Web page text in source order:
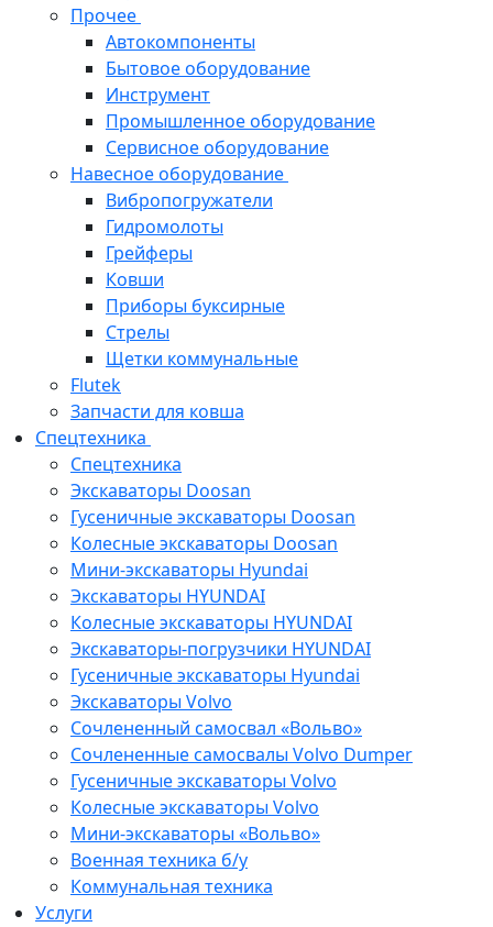
Прочее
Автокомпоненты
Бытовое оборудование
Инструмент
Промышленное оборудование
Сервисное оборудование
Навесное оборудование
Вибропогружатели
Гидромолоты
Грейферы
Ковши
Приборы буксирные
Стрелы
Щетки коммунальные
Flutek
Запчасти для ковша
Спецтехника
Спецтехника
Экскаваторы Doosan
Гусеничные экскаваторы Doosan
Колесные экскаваторы Doosan
Мини-экскаваторы Hyundai
Экскаваторы HYUNDAI
Колесные экскаваторы HYUNDAI
Экскаваторы-погрузчики HYUNDAI
Гусеничные экскаваторы Hyundai
Экскаваторы Volvo
Сочлененный самосвал «Вольво»
Сочлененные самосвалы Volvo Dumper
Гусеничные экскаваторы Volvo
Колесные экскаваторы Volvo
Мини-экскаваторы «Вольво»
Военная техника б/у
Коммунальная техника
Услуги